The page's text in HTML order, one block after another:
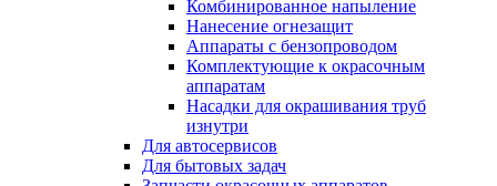
Комбинированное напыление
Нанесение огнезащит
Аппараты с бензопроводом
Комплектующие к окрасочным
аппаратам
Насадки для окрашивания труб
изнутри
Для автосервисов
Для бытовых задач